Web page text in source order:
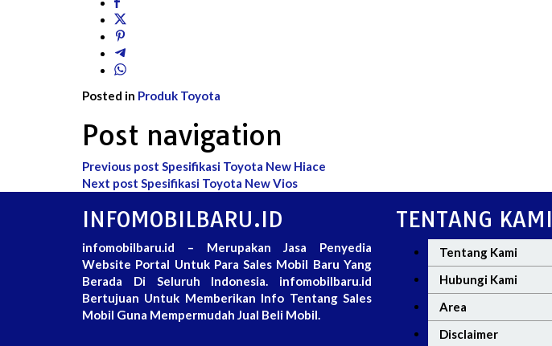
Posted in Produk Toyota
Post navigation
Previous post Spesifikasi Toyota New Hiace
Next post Spesifikasi Toyota New Vios
INFOMOBILBARU.ID
infomobilbaru.id – Merupakan Jasa Penyedia
Website Portal Untuk Para Sales Mobil Baru Yang
Berada Di Seluruh Indonesia. infomobilbaru.id
Bertujuan Untuk Memberikan Info Tentang Sales
Mobil Guna Mempermudah Jual Beli Mobil.
TENTANG KAMI
Tentang Kami
Hubungi Kami
Area
Disclaimer